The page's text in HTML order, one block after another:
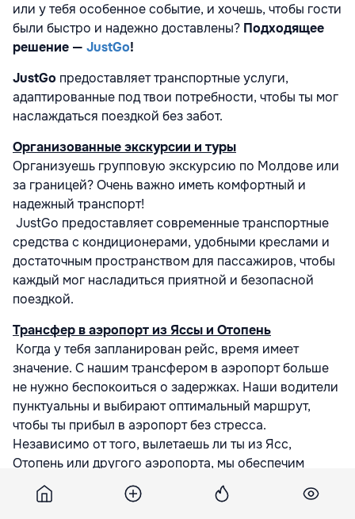
или у тебя особенное событие, и хочешь, чтобы гости
были быстро и надежно доставлены? Подходящее
решение — JustGo!
JustGo предоставляет транспортные услуги,
адаптированные под твои потребности, чтобы ты мог
наслаждаться поездкой без забот.
Организованные экскурсии и туры
Организуешь групповую экскурсию по Молдове или
за границей? Очень важно иметь комфортный и
надежный транспорт!
JustGo предоставляет современные транспортные
средства с кондиционерами, удобными креслами и
достаточным пространством для пассажиров, чтобы
каждый мог насладиться приятной и безопасной
поездкой.
Трансфер в аэропорт из Яссы и Отопень
Когда у тебя запланирован рейс, время имеет
значение. С нашим трансфером в аэропорт больше
не нужно беспокоиться о задержках. Наши водители
пунктуальны и выбирают оптимальный маршрут,
чтобы ты прибыл в аэропорт без стресса.
Независимо от того, вылетаешь ли ты из Ясс,
Отопень или другого аэропорта, мы обеспечим
трансфер в любое время. И да — наши автомобили
имеют достаточно места для багажа!